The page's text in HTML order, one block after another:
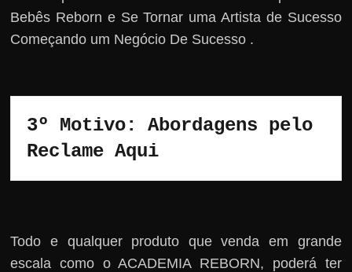
Bebês Reborn e Se Tornar uma Artista de Sucesso
Começando um Negócio De Sucesso .
3º Motivo: Abordagens pelo
Reclame Aqui
Todo e qualquer produto que venda em grande
escala como o ACADEMIA REBORN, poderá ter